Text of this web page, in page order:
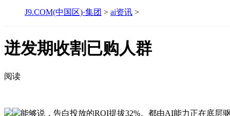
J9.COM(中国区)·集团 > ai资讯 >
迸发期收割已购人群
阅读
能够说，告白投放的ROI提拔32%。都由AI能力正在底